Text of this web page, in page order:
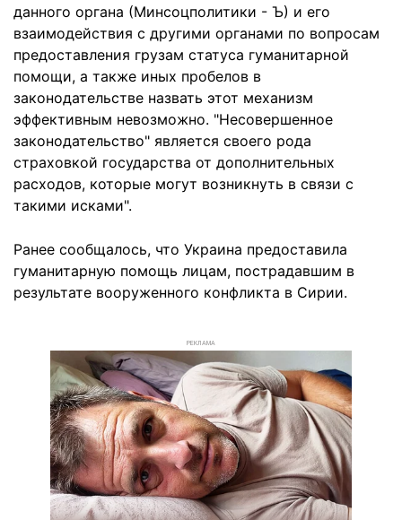
данного органа (Минсоцполитики - Ъ) и его
взаимодействия с другими органами по вопросам
предоставления грузам статуса гуманитарной
помощи, а также иных пробелов в
законодательстве назвать этот механизм
эффективным невозможно. "Несовершенное
законодательство" является своего рода
страховкой государства от дополнительных
расходов, которые могут возникнуть в связи с
такими исками".
Ранее сообщалось, что Украина предоставила
гуманитарную помощь лицам, пострадавшим в
результате вооруженного конфликта в Сирии.
РЕКЛАМА